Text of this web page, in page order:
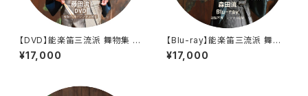
【DVD】能楽笛三流派 舞物集 藤
田流
¥17,000
【Blu-ray】能楽笛三流派 舞物
集 森田流
¥17,000